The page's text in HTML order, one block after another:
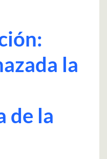
la
de la